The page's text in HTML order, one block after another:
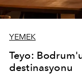
YEMEK
Teyo:
destinasyonu